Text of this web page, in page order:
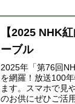
【2025 NHK
ーブル
2025年「第76回
を網羅！放送100
ます。スマホで見
のお供にぜひご活